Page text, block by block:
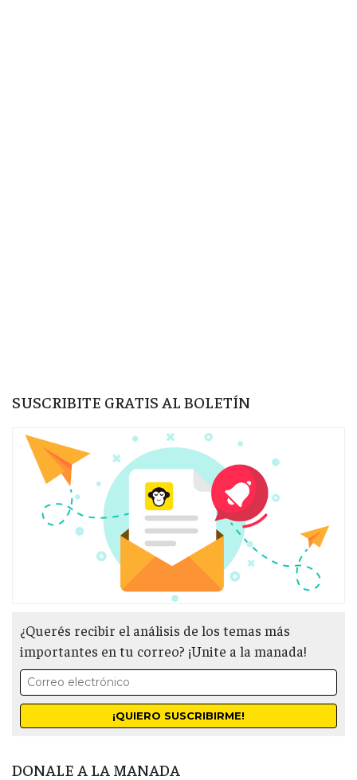
SUSCRIBITE GRATIS AL BOLETÍN
¿Querés recibir el análisis de los temas más
importantes en tu correo? ¡Unite a la manada!
DONALE A LA MANADA